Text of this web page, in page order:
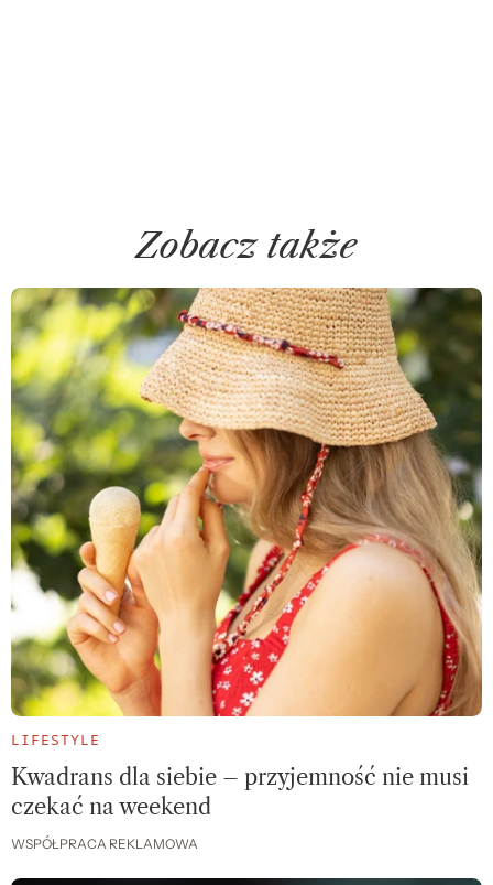
Zobacz także
LIFESTYLE
Kwadrans dla siebie – przyjemność nie musi
czekać na weekend
WSPÓŁPRACA REKLAMOWA